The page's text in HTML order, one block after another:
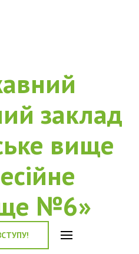
заклад
вище
№6»